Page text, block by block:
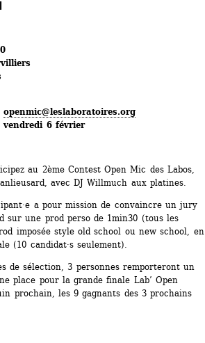
openmic@leslaboratoires.org
6 février
au 2ème Contest Open Mic des Labos,
avec DJ Willmuch aux platines.
a pour mission de convaincre un jury
sur une prod perso de 1min30 (tous les
imposée style old school ou new school, en
(10 candidat·s seulement).
de sélection, 3 personnes remporteront un
place pour la grande finale Lab’ Open
prochain, les 9 gagnants des 3 prochains